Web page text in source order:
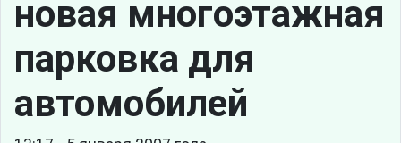
новая многоэтажная
парковка для
автомобилей